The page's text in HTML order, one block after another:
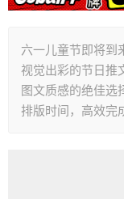
六一儿童节即将到
视觉出彩的节日推
图文质感的绝佳选
排版时间，高效完